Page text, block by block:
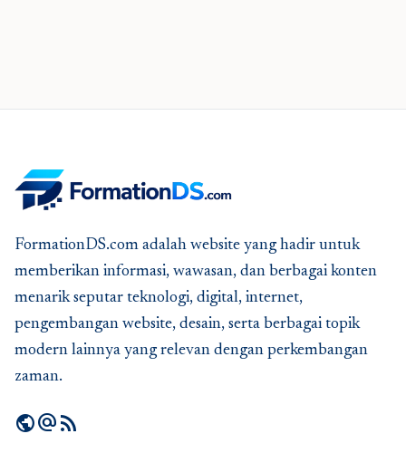
FormationDS.com adalah website yang hadir untuk
memberikan informasi, wawasan, dan berbagai konten
menarik seputar teknologi, digital, internet,
pengembangan website, desain, serta berbagai topik
modern lainnya yang relevan dengan perkembangan
zaman.
publicalternate_emailrss_feed